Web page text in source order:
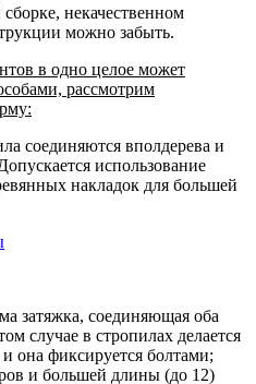
некачественном
можно забыть.
в одно целое может
рассмотрим
соединяются вполдерева и
использование
накладок для большей
затяжка, соединяющая оба
случае в стропилах делается
она фиксируется болтами;
и большей длины (до 12)